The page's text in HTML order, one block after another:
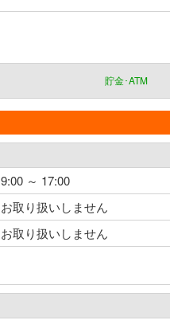
貯金･ATM
9:00 ～ 17:00
お取り扱いしません
お取り扱いしません